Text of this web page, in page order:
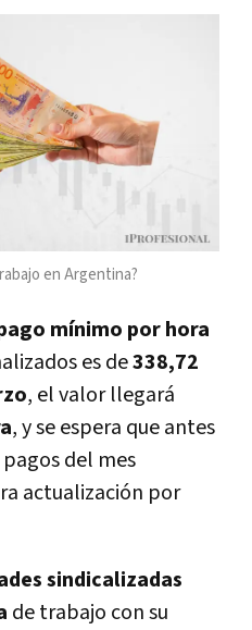
en Argentina?
mínimo por hora
es de338,72
, el valor llegará
, y se espera que antes
del mes
actualización por
sindicalizadas
de trabajo con su